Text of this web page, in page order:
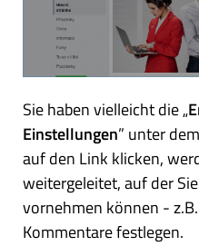
Sie haben vielleicht die „
Einstellungen” unter
auf den Link klicken,
weitergeleitet, auf der
vornehmen können -
Kommentare festlegen.